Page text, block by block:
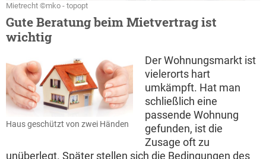
Mietrecht ©mko - topopt
Gute Beratung beim Mietvertrag ist
wichtig
Haus geschützt von zwei Händen
Der Wohnungsmarkt ist
vielerorts hart
umkämpft. Hat man
schließlich eine
passende Wohnung
gefunden, ist die
Zusage oft zu
unüberlegt. Später stellen sich die Bedingungen des